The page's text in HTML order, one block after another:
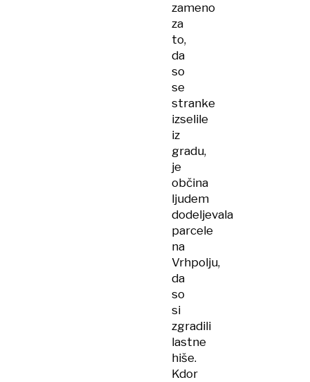
zameno
za
to,
da
so
se
stranke
izselile
iz
gradu,
je
občina
ljudem
dodeljevala
parcele
na
Vrhpolju,
da
so
si
zgradili
lastne
hiše.
Kdor